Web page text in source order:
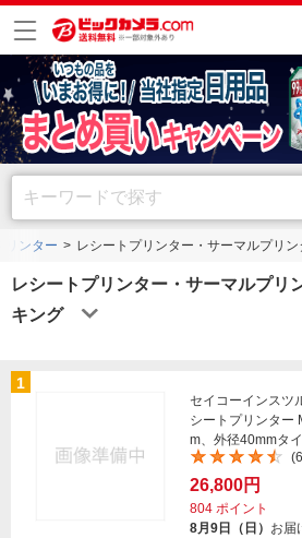
リンター レシートプリンター・サーマルプリ
レシートプリンター・サーマルプリ
キング
1
セイコーインスツ
シートプリンター
m、外径40mmタイ
26,800円
804 ポイント
8月9日（日） お届